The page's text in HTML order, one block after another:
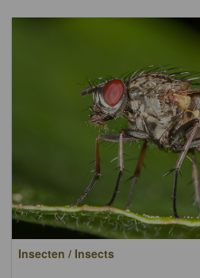
Insecten / Insects